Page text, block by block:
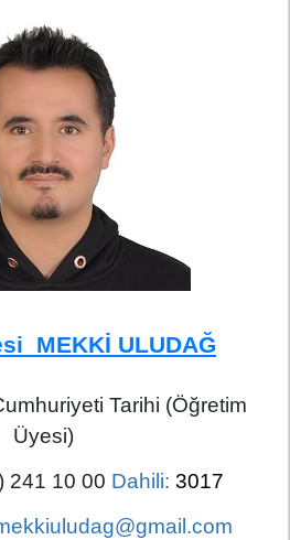
MEKKİ ULUDAĞ
Tarihi (Öğretim
Üyesi)
241 10 00 Dahili: 3017